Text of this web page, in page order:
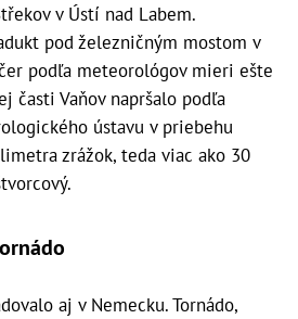
v Ústí nad Labem.
pod železničným mostom v
podľa meteorológov mieri ešte
časti Vaňov napršalo podľa
ústavu v priebehu
zrážok, teda viac ako 30
aj v Nemecku. Tornádo,